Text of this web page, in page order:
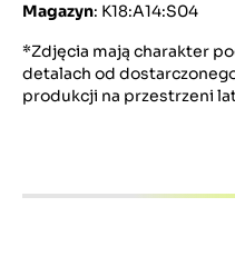
Magazyn: K18:A14:S04
*Zdjęcia mają charakter
detalach od
produkcji na przestrzeni